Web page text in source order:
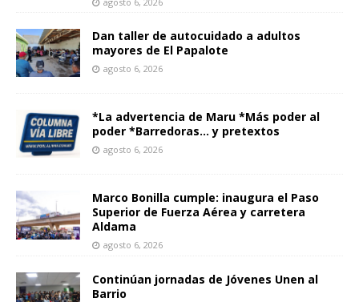
Dan taller de autocuidado a adultos
mayores de El Papalote
agosto 6, 2026
*La advertencia de Maru *Más poder al
poder *Barredoras… y pretextos
agosto 6, 2026
Marco Bonilla cumple: inaugura el Paso
Superior de Fuerza Aérea y carretera
Aldama
agosto 6, 2026
Continúan jornadas de Jóvenes Unen al
Barrio